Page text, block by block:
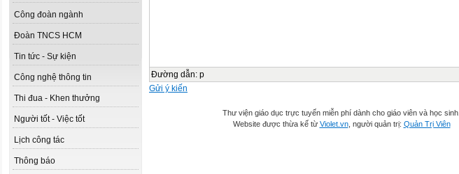
Công đoàn ngành
Đoàn TNCS HCM
Tin tức - Sự kiện
Công nghệ thông tin
Thi đua - Khen thưởng
Người tốt - Việc tốt
Lịch công tác
Thông báo
Đường dẫn: p
Gửi ý kiến
Thư viện giáo dục trực tuyến miễn phí dành cho giáo viên và học sinh.
Website được thừa kế từ Violet.vn, người quản trị: Quản Trị Viên